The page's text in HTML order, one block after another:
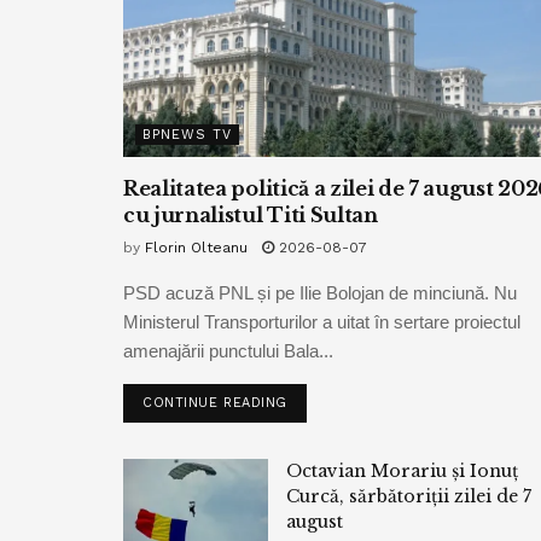
BPNEWS TV
Realitatea politică a zilei de 7 august
cu jurnalistul Titi Sultan
by Florin Olteanu 2026-08-07
PSD acuză PNL și pe Ilie Bolojan de minciună. Nu
Ministerul Transporturilor a uitat în sertare proiectul
amenajării punctului Bala...
CONTINUE READING
Octavian Morariu și Ionuț
Curcă, sărbătoriții zilei de 7
august